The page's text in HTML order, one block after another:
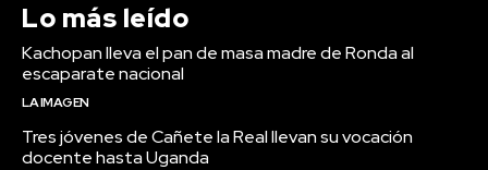
Lo más leído
Kachopan lleva el pan de masa madre de Ronda al
escaparate nacional
LA IMAGEN
Tres jóvenes de Cañete la Real llevan su vocación
docente hasta Uganda